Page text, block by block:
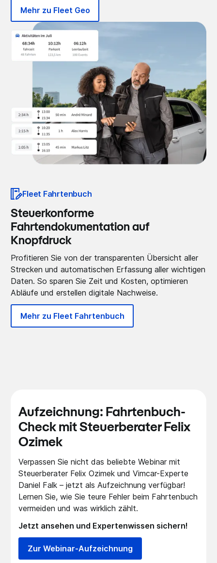
Mehr zu Fleet Geo
Fleet Fahrtenbuch
Steuerkonforme
Fahrtendokumentation auf
Knopfdruck
Profitieren Sie von der transparenten Übersicht aller
Strecken und automatischen Erfassung aller wichtigen
Daten. So sparen Sie Zeit und Kosten, optimieren
Abläufe und erstellen digitale Nachweise.
Mehr zu Fleet Fahrtenbuch
Aufzeichnung: Fahrtenbuch-
Check mit Steuerberater Felix
Ozimek
Verpassen Sie nicht das beliebte Webinar mit
Steuerberater Felix Ozimek und Vimcar-Experte
Daniel Falk – jetzt als Aufzeichnung verfügbar!
Lernen Sie, wie Sie teure Fehler beim Fahrtenbuch
vermeiden und was wirklich zählt.
Jetzt ansehen und Expertenwissen sichern!
Zur Webinar-Aufzeichnung